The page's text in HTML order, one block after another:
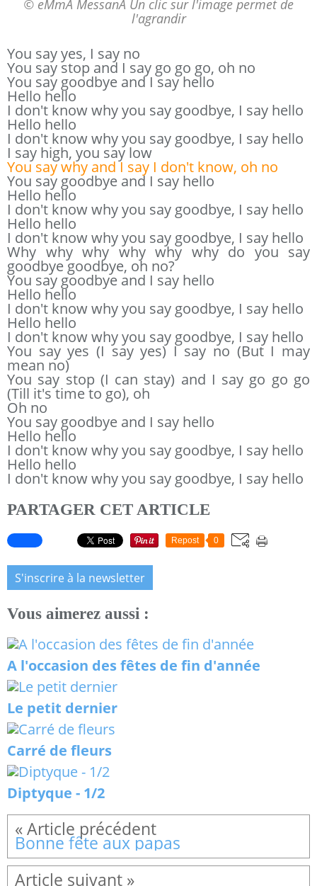
© eMmA MessanA Un clic sur l'image permet de
l'agrandir
You say yes, I say no
You say stop and I say go go go, oh no
You say goodbye and I say hello
Hello hello
I don't know why you say goodbye, I say hello
Hello hello
I don't know why you say goodbye, I say hello
I say high, you say low
You say why and I say I don't know, oh no
You say goodbye and I say hello
Hello hello
I don't know why you say goodbye, I say hello
Hello hello
I don't know why you say goodbye, I say hello
Why why why why why why do you say
goodbye goodbye, oh no?
You say goodbye and I say hello
Hello hello
I don't know why you say goodbye, I say hello
Hello hello
I don't know why you say goodbye, I say hello
You say yes (I say yes) I say no (But I may
mean no)
You say stop (I can stay) and I say go go go
(Till it's time to go), oh
Oh no
You say goodbye and I say hello
Hello hello
I don't know why you say goodbye, I say hello
Hello hello
I don't know why you say goodbye, I say hello
PARTAGER CET ARTICLE
Repost 0
S'inscrire à la newsletter
Vous aimerez aussi :
A l'occasion des fêtes de fin d'année
Le petit dernier
Carré de fleurs
Diptyque - 1/2
Bonne fête aux papas